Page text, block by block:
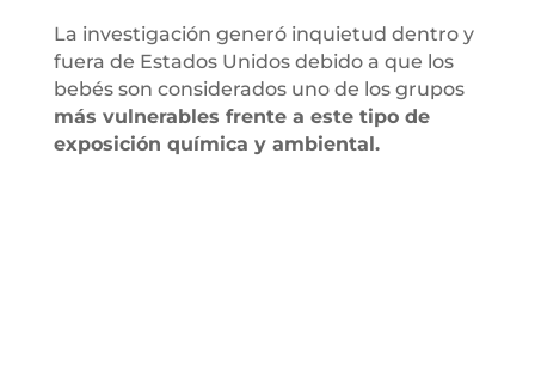
La investigación generó inquietud dentro y
fuera de Estados Unidos debido a que los
bebés son considerados uno de los grupos
más vulnerables frente a este tipo de
exposición química y ambiental.